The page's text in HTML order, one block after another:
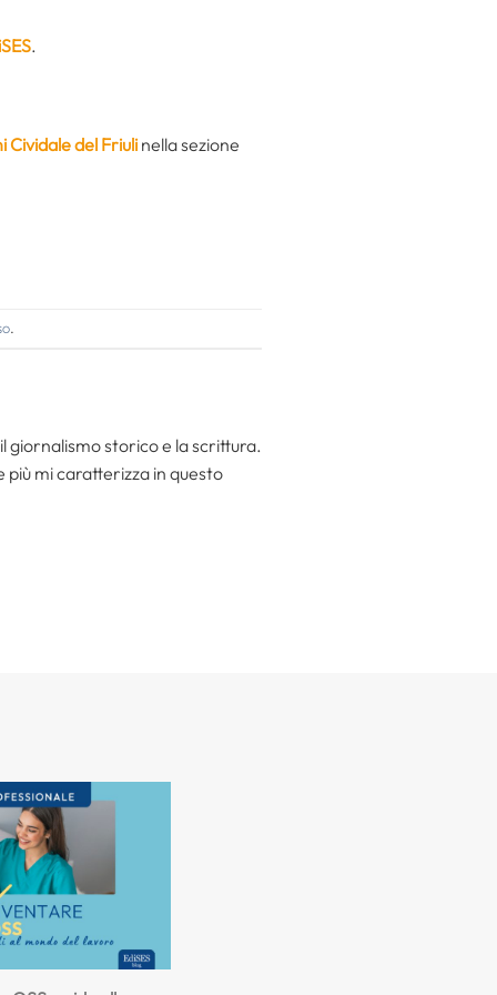
.
Cividale del Friulinella sezione
.
giornalismo storico e la scrittura.
mi caratterizza in questo